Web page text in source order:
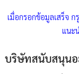
เมื่อกรอกข้อมูลเสร็จ
แนะ
บริษัทสนับสนุนอ